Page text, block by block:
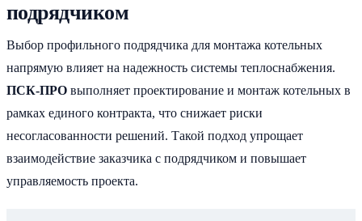
подрядчиком
Выбор профильного подрядчика для монтажа котельных
напрямую влияет на надежность системы теплоснабжения.
ПСК-ПРО выполняет проектирование и монтаж котельных в
рамках единого контракта, что снижает риски
несогласованности решений. Такой подход упрощает
взаимодействие заказчика с подрядчиком и повышает
управляемость проекта.